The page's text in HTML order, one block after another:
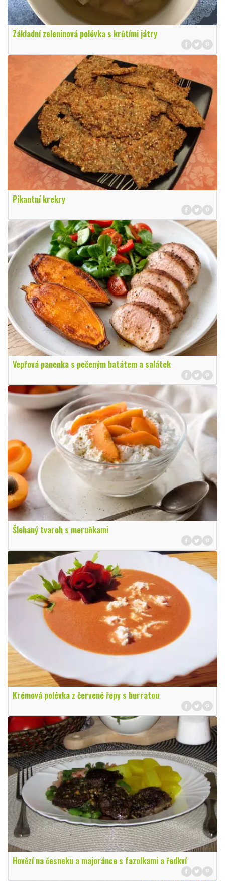
Základní zeleninová polévka s krůtími játry
Pikantní krekry
Vepřová panenka s pečeným batátem a salátek
Šlehaný tvaroh s meruňkami
Krémová polévka z červené řepy s burratou
Hovězí na česneku a majoránce s fazolkami a ředkví